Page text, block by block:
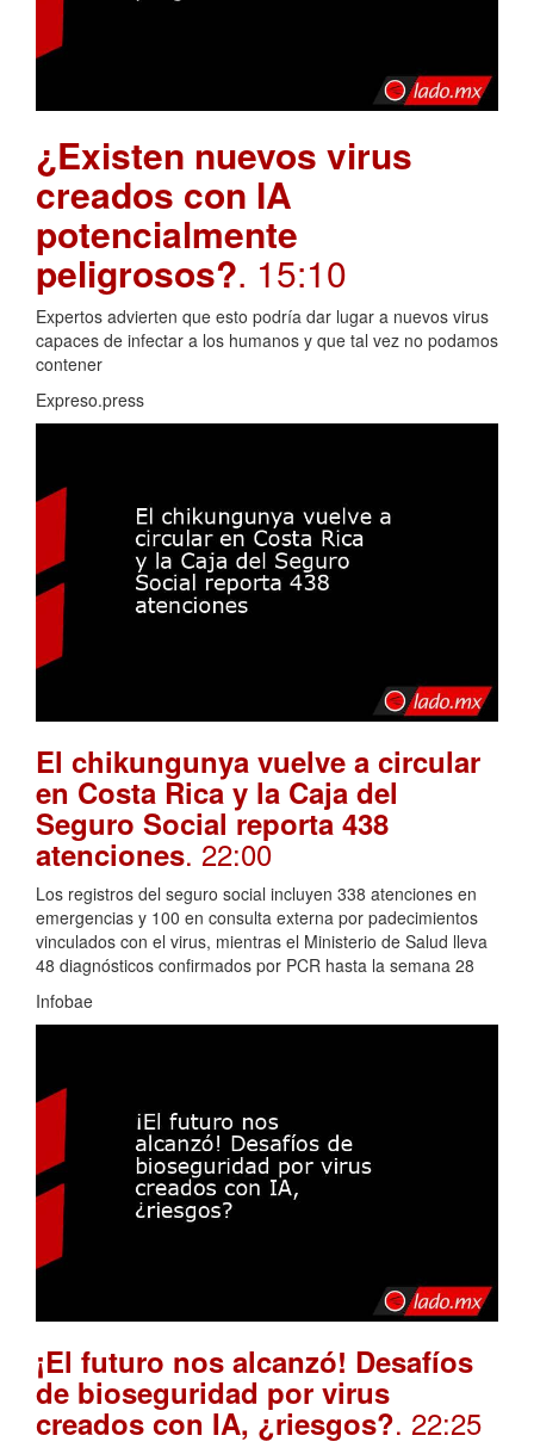
¿Existen nuevos virus
creados con IA
potencialmente
peligrosos?. 15:10
Expertos advierten que esto podría dar lugar a nuevos virus
capaces de infectar a los humanos y que tal vez no podamos
contener
Expreso.press
El chikungunya vuelve a circular
en Costa Rica y la Caja del
Seguro Social reporta 438
atenciones. 22:00
Los registros del seguro social incluyen 338 atenciones en
emergencias y 100 en consulta externa por padecimientos
vinculados con el virus, mientras el Ministerio de Salud lleva
48 diagnósticos confirmados por PCR hasta la semana 28
Infobae
¡El futuro nos alcanzó! Desafíos
de bioseguridad por virus
creados con IA, ¿riesgos?. 22:25